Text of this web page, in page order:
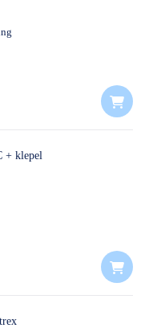
+ klepel